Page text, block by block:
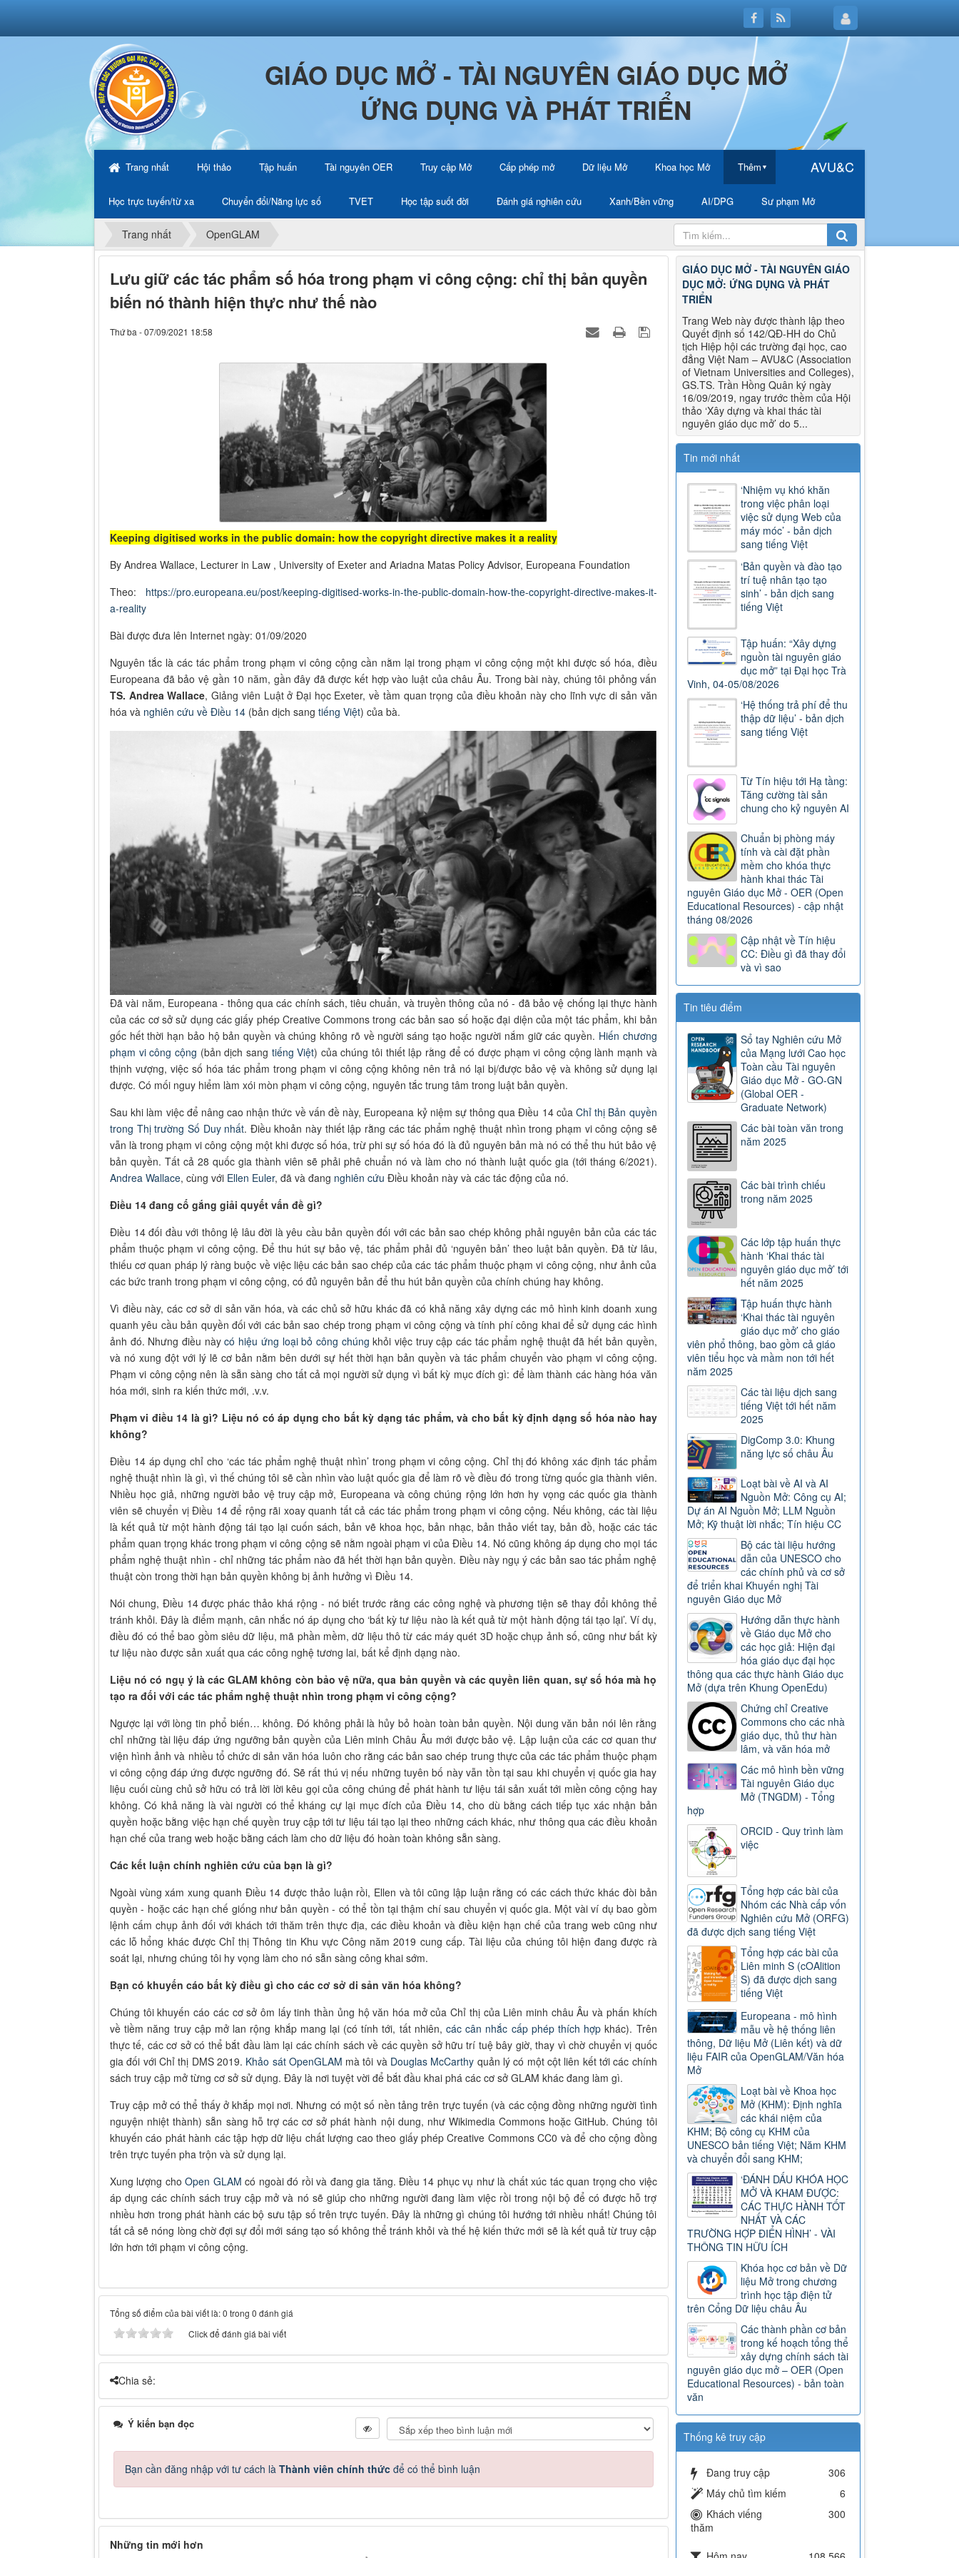
GIÁO DỤC MỞ - TÀI NGUYÊN GIÁO DỤC MỞ
ỨNG DỤNG VÀ PHÁT TRIỂN
Trang nhất Hội thảo Tập huấn Tài nguyên OER Truy cập Mở Cấp phép mở Dữ liệu Mở Khoa học Mở Thêm ▼ AVU&C
Học trực tuyến/từ xa Chuyển đổi/Năng lực số TVET Học tập suốt đời Đánh giá nghiên cứu Xanh/Bền vững AI/DPG Sư phạm Mở
Trang nhất OpenGLAM
Lưu giữ các tác phẩm số hóa trong phạm vi công cộng: chỉ thị bản quyền
biến nó thành hiện thực như thế nào
Thứ ba - 07/09/2021 18:58
Keeping digitised works in the public domain: how the copyright directive makes it a reality
By Andrea Wallace, Lecturer in Law , University of Exeter and Ariadna Matas Policy Advisor, Europeana Foundation
Theo: https://pro.europeana.eu/post/keeping-digitised-works-in-the-public-domain-how-the-copyright-directive-makes-it-
a-reality
Bài được đưa lên Internet ngày: 01/09/2020
Nguyên tắc là các tác phẩm trong phạm vi công cộng cần nằm lại trong phạm vi công cộng một khi được số hóa, điều
Europeana đã bảo vệ gần 10 năm, gần đây đã được kết hợp vào luật của châu Âu. Trong bài này, chúng tôi phỏng vấn
TS. Andrea Wallace, Giảng viên Luật ở Đại học Exeter, về tầm quan trọng của điều khoản này cho lĩnh vực di sản văn
hóa và nghiên cứu về Điều 14 (bản dịch sang tiếng Việt) của bà.
Đã vài năm, Europeana - thông qua các chính sách, tiêu chuẩn, và truyền thông của nó - đã bảo vệ chống lại thực hành
của các cơ sở sử dụng các giấy phép Creative Commons trong các bản sao số hoặc đại diện của một tác phẩm, khi bản
gốc hết thời hạn bảo hộ bản quyền và chúng không rõ về người sáng tạo hoặc người nắm giữ các quyền. Hiến chương
phạm vi công cộng (bản dịch sang tiếng Việt) của chúng tôi thiết lập rằng để có được phạm vi công cộng lành mạnh và
thịnh vượng, việc số hóa tác phẩm trong phạm vi công cộng không nên trả nó lại bị/được bảo vệ và không sử dụng lại
được. Có mối nguy hiểm làm xói mòn phạm vi công cộng, nguyên tắc trung tâm trong luật bản quyền.
Sau khi làm việc để nâng cao nhận thức về vấn đề này, Europeana kỷ niệm sự thông qua Điều 14 của Chỉ thị Bản quyền
trong Thị trường Số Duy nhất. Điều khoản này thiết lập rằng các tác phẩm nghệ thuật nhìn trong phạm vi công cộng sẽ
vẫn là trong phạm vi công cộng một khi được số hóa, trừ phi sự số hóa đó là đủ nguyên bản mà nó có thể thu hút bảo vệ
bản quyền. Tất cả 28 quốc gia thành viên sẽ phải phê chuẩn nó và làm cho nó thành luật quốc gia (tới tháng 6/2021).
Andrea Wallace, cùng với Ellen Euler, đã và đang nghiên cứu Điều khoản này và các tác động của nó.
Điều 14 đang cố gắng giải quyết vấn đề gì?
Điều 14 đối đầu với thông lệ lâu đời là yêu cầu bản quyền đối với các bản sao chép không phải nguyên bản của các tác
phẩm thuộc phạm vi công cộng. Để thu hút sự bảo vệ, tác phẩm phải đủ ‘nguyên bản’ theo luật bản quyền. Đã từ lâu,
thiếu cơ quan pháp lý ràng buộc về việc liệu các bản sao chép của các tác phẩm thuộc phạm vi công cộng, như ảnh của
các bức tranh trong phạm vi công cộng, có đủ nguyên bản để thu hút bản quyền của chính chúng hay không.
Vì điều này, các cơ sở di sản văn hóa, và các chủ sở hữu khác đã có khả năng xây dựng các mô hình kinh doanh xung
quanh yêu cầu bản quyền đối với các bản sao chép trong phạm vi công cộng và tính phí công khai để sử dụng các hình
ảnh đó. Nhưng điều nàycó hiệu ứng loại bỏ công chúng khỏi việc truy cập các tác phẩm nghệ thuật đã hết bản quyền,
và nó xung đột với lý lẽ cơ bản nằm bên dưới sự hết thời hạn bản quyền và tác phẩm chuyển vào phạm vi công cộng.
Phạm vi công cộng nên là sẵn sàng cho tất cả mọi người sử dụng vì bất kỳ mục đích gì: để làm thành các hàng hóa văn
hóa mới, sinh ra kiến thức mới, .v.v.
Phạm vi điều 14 là gì? Liệu nó có áp dụng cho bất kỳ dạng tác phẩm, và cho bất kỳ định dạng số hóa nào hay
không?
Điều 14 áp dụng chỉ cho ‘các tác phẩm nghệ thuật nhìn’ trong phạm vi công cộng. Chỉ thị đó không xác định tác phẩm
nghệ thuật nhìn là gì, vì thế chúng tôi sẽ cần nhìn vào luật quốc gia để làm rõ về điều đó trong từng quốc gia thành viên.
Nhiều học giả, những người bảo vệ truy cập mở, Europeana và công chúng rộng lớn hơn hy vọng các quốc gia thành
viên sẽ chuyển vị Điều 14 để rộng rãi xoay quanh tất cả các tác phẩm trong phạm vi công cộng. Nếu không, các tài liệu
là kết quả từ một hành động tái tạo lại cuốn sách, bản vẽ khoa học, bản nhạc, bản thảo viết tay, bản đồ, hoặc các tác
phẩm quan trọng khác trong phạm vi công cộng sẽ nằm ngoài phạm vi của Điều 14. Nó cũng không áp dụng cho mọi tác
phẩm nghệ thuật nhìn - chỉ những tác phẩm nào đã hết thời hạn bản quyền. Điều này ngụ ý các bản sao tác phẩm nghệ
thuật còn trong thời hạn bản quyền không bị ảnh hưởng vì Điều 14.
Nói chung, Điều 14 được phác thảo khá rộng - nó biết trước rằng các công nghệ và phương tiện sẽ thay đổi không thể
tránh khỏi. Đây là điểm mạnh, cân nhắc nó áp dụng cho ‘bất kỳ tư liệu nào là kết quả từ một hành động tái tạo lại’. Ví dụ,
điều đó có thể bao gồm siêu dữ liệu, mã phần mềm, dữ liệu thô từ các máy quét 3D hoặc chụp ảnh số, cũng như bất kỳ
tư liệu nào được sản xuất qua các công nghệ tương lai, bất kể định dạng nào.
Liệu nó có ngụ ý là các GLAM không còn bảo vệ nữa, qua bản quyền và các quyền liên quan, sự số hóa mà họ
tạo ra đối với các tác phẩm nghệ thuật nhìn trong phạm vi công cộng?
Ngược lại với lòng tin phổ biến… không. Đó không phải là hủy bỏ hoàn toàn bản quyền. Nội dung văn bản nói lên rằng
chỉ những tài liệu đáp ứng ngưỡng bản quyền của Liên minh Châu Âu mới được bảo vệ. Lập luận của các cơ quan thư
viện hình ảnh và nhiều tổ chức di sản văn hóa luôn cho rằng các bản sao chép trung thực của các tác phẩm thuộc phạm
vi công cộng đáp ứng được ngưỡng đó. Sẽ rất thú vị nếu những tuyên bố này vẫn tồn tại sau khi chuyển vị quốc gia hay
liệu cuối cùng chủ sở hữu có trả lời lời kêu gọi của công chúng để phát hành tư liệu tái sản xuất tới miền công cộng hay
không. Có khả năng là vài người có thể kháng cự lại mục đích của Điều 14, cho dù bằng cách tiếp tục xác nhận bản
quyền hoặc bằng việc hạn chế quyền truy cập tới tư liệu tái tạo lại theo những cách khác, như thông qua các điều khoản
hạn chế của trang web hoặc bằng cách làm cho dữ liệu đó hoàn toàn không sẵn sàng.
Các kết luận chính nghiên cứu của bạn là gì?
Ngoài vùng xám xung quanh Điều 14 được thảo luận rồi, Ellen và tôi cũng lập luận rằng có các cách thức khác đòi bản
quyền- hoặc các hạn chế giống như bản quyền - có thể tồn tại thậm chí sau chuyển vị quốc gia. Một vài ví dụ bao gồm
lệnh cấm chụp ảnh đối với khách tới thăm trên thực địa, các điều khoản và điều kiện hạn chế của trang web cũng như
các lỗ hổng khác được Chỉ thị Thông tin Khu vực Công năm 2019 cung cấp. Tài liệu của chúng tôi hiện đang được rà
soát lại, nhưng chúng tôi hy vọng làm cho nó sẵn sàng công khai sớm.
Bạn có khuyến cáo bất kỳ điều gì cho các cơ sở di sản văn hóa không?
Chúng tôi khuyến cáo các cơ sở ôm lấy tinh thần ủng hộ văn hóa mở của Chỉ thị của Liên minh châu Âu và phấn khích
về tiềm năng truy cập mở lan rộng khắp mang lại (có tính tới, tất nhiên, các cân nhắc cấp phép thích hợp khác). Trên
thực tế, các cơ sở có thể bắt đầu làm lại các chính sách về các quyền sở hữu trí tuệ bây giờ, thay vì chờ chuyển vị quốc
gia đối với Chỉ thị DMS 2019. Khảo sát OpenGLAM mà tôi và Douglas McCarthy quản lý có một cột liên kết tới các chính
sách truy cập mở từng cơ sở sử dụng. Đây là nơi tuyệt vời để bắt đầu khai phá các cơ sở GLAM khác đang làm gì.
Truy cập mở có thể thấy ở khắp mọi nơi. Nhưng có một số nền tảng trên trực tuyến (và các cộng đồng những người tình
nguyện nhiệt thành) sẵn sàng hỗ trợ các cơ sở phát hành nội dung, như Wikimedia Commons hoặc GitHub. Chúng tôi
khuyến cáo phát hành các tập hợp dữ liệu chất lượng cao theo giấy phép Creative Commons CC0 và để cho cộng đồng
trên trực tuyến pha trộn và sử dụng lại.
Xung lượng choOpen GLAM có ngoài đó rồi và đang gia tăng. Điều 14 phục vụ như là chất xúc tác quan trọng cho việc
áp dụng các chính sách truy cập mở và nó sẽ giúp cho những người đang làm việc rồi trong nội bộ để có được hỗ trợ
nhiều hơn trong phát hành các bộ sưu tập số trên trực tuyến. Đây là những gì chúng tôi hướng tới nhiều nhất! Chúng tôi
tất cả sẽ nóng lòng chờ đợi sự đổi mới sáng tạo số không thể tránh khỏi và thế hệ kiến thức mới sẽ là kết quả từ truy cập
lớn hơn tới phạm vi công cộng.
Tổng số điểm của bài viết là: 0 trong 0 đánh giá
Click để đánh giá bài viết
Chia sẻ:
Ý kiến bạn đọc
Bạn cần đăng nhập với tư cách là Thành viên chính thức để có thể bình luận
Những tin mới hơn
GIÁO DỤC MỞ - TÀI NGUYÊN GIÁO
DỤC MỞ: ỨNG DỤNG VÀ PHÁT
TRIỂN
Trang Web này được thành lập theo
Quyết định số 142/QĐ-HH do Chủ
tịch Hiệp hội các trường đại học, cao
đẳng Việt Nam – AVU&C (Association
of Vietnam Universities and Colleges),
GS.TS. Trần Hồng Quân ký ngày
16/09/2019, ngay trước thềm của Hội
thảo ‘Xây dựng và khai thác tài
nguyên giáo dục mở’ do 5...
Tin mới nhất
‘Nhiệm vụ khó khăn
trong việc phân loại
việc sử dụng Web của
máy móc’ - bản dịch
sang tiếng Việt
‘Bản quyền và đào tạo
trí tuệ nhân tạo tạo
sinh’ - bản dịch sang
tiếng Việt
Tập huấn: “Xây dựng
nguồn tài nguyên giáo
dục mở” tại Đại học Trà
Vinh, 04-05/08/2026
‘Hệ thống trả phí để thu
thập dữ liệu’ - bản dịch
sang tiếng Việt
Từ Tín hiệu tới Hạ tầng:
Tăng cường tài sản
chung cho kỷ nguyên AI
Chuẩn bị phòng máy
tính và cài đặt phần
mềm cho khóa thực
hành khai thác Tài
nguyên Giáo dục Mở - OER (Open
Educational Resources) - cập nhật
tháng 08/2026
Cập nhật về Tín hiệu
CC: Điều gì đã thay đổi
và vì sao
Tin tiêu điểm
Sổ tay Nghiên cứu Mở
của Mạng lưới Cao học
Toàn cầu Tài nguyên
Giáo dục Mở - GO-GN
(Global OER -
Graduate Network)
Các bài toàn văn trong
năm 2025
Các bài trình chiếu
trong năm 2025
Các lớp tập huấn thực
hành ‘Khai thác tài
nguyên giáo dục mở’ tới
hết năm 2025
Tập huấn thực hành
‘Khai thác tài nguyên
giáo dục mở’ cho giáo
viên phổ thông, bao gồm cả giáo
viên tiểu học và mầm non tới hết
năm 2025
Các tài liệu dịch sang
tiếng Việt tới hết năm
2025
DigComp 3.0: Khung
năng lực số châu Âu
Loạt bài về AI và AI
Nguồn Mở: Công cụ AI;
Dự án AI Nguồn Mở; LLM Nguồn
Mở; Kỹ thuật lời nhắc; Tín hiệu CC
Bộ các tài liệu hướng
dẫn của UNESCO cho
các chính phủ và cơ sở
để triển khai Khuyến nghị Tài
nguyên Giáo dục Mở
Hướng dẫn thực hành
về Giáo dục Mở cho
các học giả: Hiện đại
hóa giáo dục đại học
thông qua các thực hành Giáo dục
Mở (dựa trên Khung OpenEdu)
Chứng chỉ Creative
Commons cho các nhà
giáo dục, thủ thư hàn
lâm, và văn hóa mở
Các mô hình bền vững
Tài nguyên Giáo dục
Mở (TNGDM) - Tổng
hợp
ORCID - Quy trình làm
việc
Tổng hợp các bài của
Nhóm các Nhà cấp vốn
Nghiên cứu Mở (ORFG)
đã được dịch sang tiếng Việt
Tổng hợp các bài của
Liên minh S (cOAlition
S) đã được dịch sang
tiếng Việt
Europeana - mô hình
mẫu về hệ thống liên
thông, Dữ liệu Mở (Liên kết) và dữ
liệu FAIR của OpenGLAM/Văn hóa
Mở
Loạt bài về Khoa học
Mở (KHM): Định nghĩa
các khái niệm của
KHM; Bộ công cụ KHM của
UNESCO bản tiếng Việt; Năm KHM
và chuyển đổi sang KHM;
‘ĐÁNH DẤU KHÓA HỌC
MỞ VÀ KHAM ĐƯỢC:
CÁC THỰC HÀNH TỐT
NHẤT VÀ CÁC
TRƯỜNG HỢP ĐIỂN HÌNH’ - VÀI
THÔNG TIN HỮU ÍCH
Khóa học cơ bản về Dữ
liệu Mở trong chương
trình học tập điện tử
trên Cổng Dữ liệu châu Âu
Các thành phần cơ bản
trong kế hoạch tổng thể
xây dựng chính sách tài
nguyên giáo dục mở – OER (Open
Educational Resources) - bản toàn
văn
Thống kê truy cập
Đang truy cập
306
Máy chủ tìm kiếm
6
Khách viếng
thăm
300